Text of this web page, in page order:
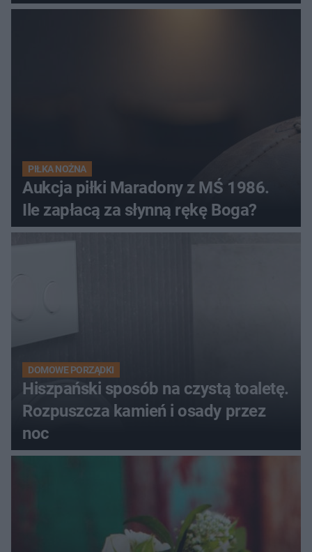
PIŁKA NOŻNA
Aukcja piłki Maradony z MŚ 1986.
Ile zapłacą za słynną rękę Boga?
DOMOWE PORZĄDKI
Hiszpański sposób na czystą toaletę.
Rozpuszcza kamień i osady przez
noc